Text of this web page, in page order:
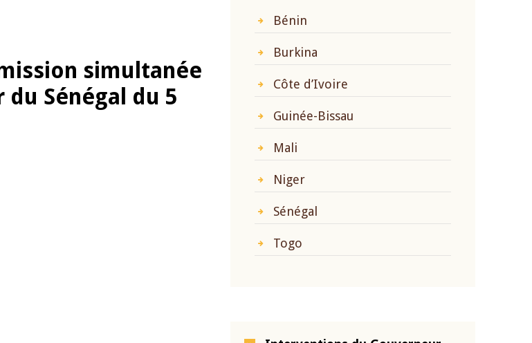
simultanée
Sénégal du 5
Bénin
Burkina
Côte d’Ivoire
Guinée-Bissau
Mali
Niger
Sénégal
Togo